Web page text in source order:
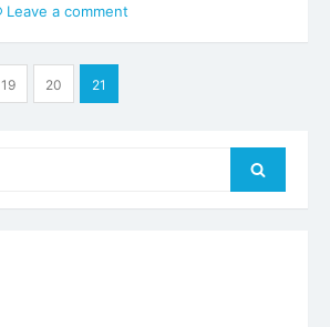
Leave a comment
19 20 21
Search